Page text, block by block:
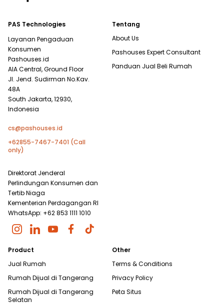
PAS Technologies
Layanan Pengaduan
Konsumen
Pashouses.id
AIA Central, Ground Floor
Jl. Jend. Sudirman No.Kav.
48A
South Jakarta, 12930,
Indonesia
cs@pashouses.id
+62855-7467-7401 (Call
only)
Direktorat Jenderal
Perlindungan Konsumen dan
Tertib Niaga
Kementerian Perdagangan RI
WhatsApp: +62 853 1111 1010
Tentang
About Us
Pashouses Expert Consultant
Panduan Jual Beli Rumah
Product
Jual Rumah
Rumah Dijual di Tangerang
Rumah Dijual di Tangerang
Selatan
Other
Terms & Conditions
Privacy Policy
Peta Situs